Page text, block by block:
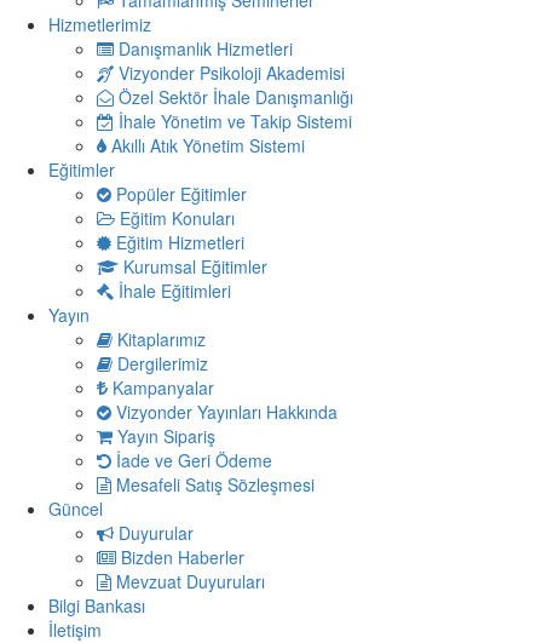
Hizmetlerimiz
Danışmanlık Hizmetleri
Vizyonder Psikoloji Akademisi
Özel Sektör İhale Danışmanlığı
İhale Yönetim ve Takip Sistemi
Akıllı Atık Yönetim Sistemi
Eğitimler
Popüler Eğitimler
Eğitim Konuları
Eğitim Hizmetleri
Kurumsal Eğitimler
İhale Eğitimleri
Yayın
Kitaplarımız
Dergilerimiz
Kampanyalar
Vizyonder Yayınları Hakkında
Yayın Sipariş
İade ve Geri Ödeme
Mesafeli Satış Sözleşmesi
Güncel
Duyurular
Bizden Haberler
Mevzuat Duyuruları
Bilgi Bankası
İletişim